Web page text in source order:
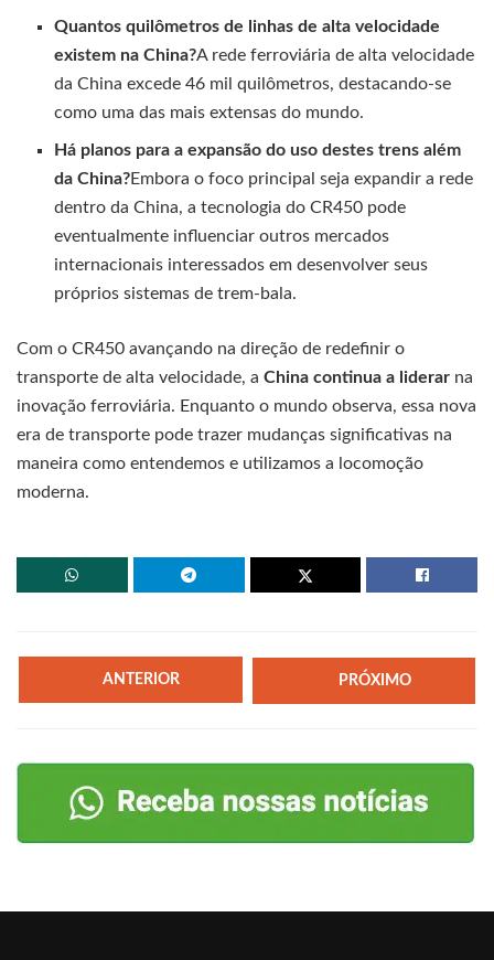
Quantos quilômetros de linhas de alta velocidade
existem na China?A rede ferroviária de alta velocidade
da China excede 46 mil quilômetros, destacando-se
como uma das mais extensas do mundo.
Há planos para a expansão do uso destes trens além
da China?Embora o foco principal seja expandir a rede
dentro da China, a tecnologia do CR450 pode
eventualmente influenciar outros mercados
internacionais interessados em desenvolver seus
próprios sistemas de trem-bala.
Com o CR450 avançando na direção de redefinir o
transporte de alta velocidade, a China continua a liderar na
inovação ferroviária. Enquanto o mundo observa, essa nova
era de transporte pode trazer mudanças significativas na
maneira como entendemos e utilizamos a locomoção
moderna.
ANTERIOR PRÓXIMO